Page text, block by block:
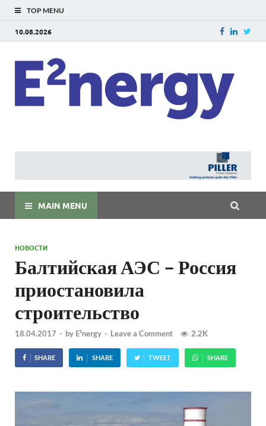
TOP MENU
10.08.2026
MAIN MENU
НОВОСТИ
Балтийская АЭС – Россия
приостановила
строительство
18.04.2017 - by E²nergy - Leave a Comment 2.2K
SHARE SHARE TWEET SHARE